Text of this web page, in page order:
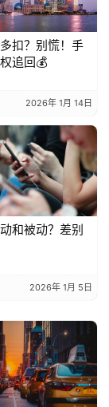
扣？别慌！手
追回💰
2026年 1月 14日
和被动？差别
2026年 1月 5日